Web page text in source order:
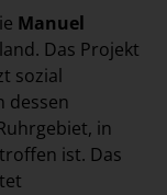
Manuel
Das Projekt
sozial
dessen
in
ist. Das